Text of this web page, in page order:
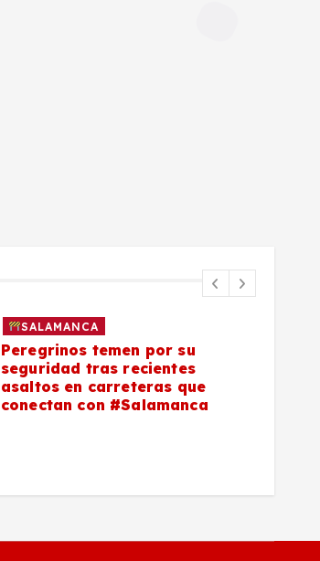
SALAMANCA
Peregrinos temen por su
seguridad tras recientes
asaltos en carreteras que
conectan con #Salamanca